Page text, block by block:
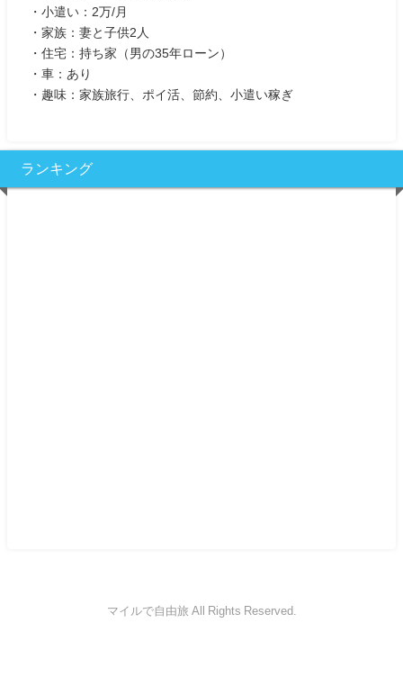
・小遣い：2万/月
・家族：妻と子供2人
・住宅：持ち家（男の35年ローン）
・車：あり
・趣味：家族旅行、ポイ活、節約、小遣い稼ぎ
ランキング
マイルで自由旅 All Rights Reserved.